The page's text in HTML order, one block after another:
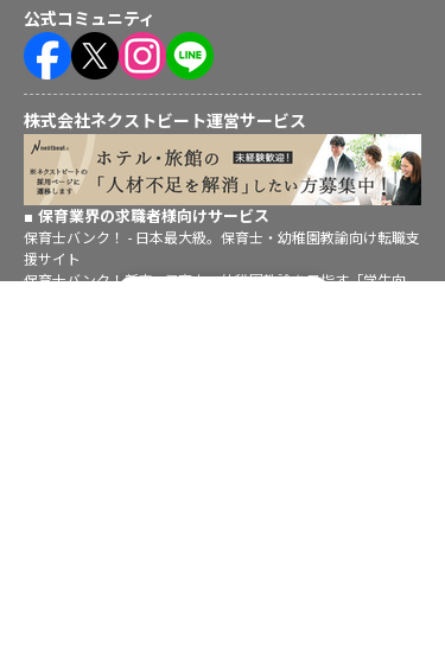
公式コミュニティ
株式会社ネクストビート運営サービス
保育業界の求職者様向けサービス
保育士バンク！ - 日本最大級。保育士・幼稚園教諭向け転職支
援サイト
保育士バンク！新卒 - 保育士・幼稚園教諭を目指す「学生向